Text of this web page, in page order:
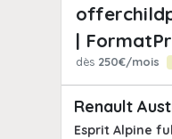
|
dès 250€/mois
Renault
Esprit Alpine